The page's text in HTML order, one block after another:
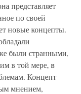
представляет
по своей
новые концепты.
были странными,
в той мере, в
Концепт —
мнением,